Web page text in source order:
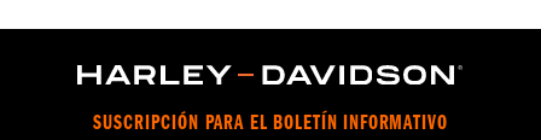
Softail 2018 y posteriores equipados con una pieza vertical de
respaldo del asiento trasero corta o de altura estándar HoldFast.
No se adapta a modelos FLH 2021 y posteriores, FLHFB 2023 y
SUSCRIPCIÓN PARA EL BOLETÍN INFORMATIVO